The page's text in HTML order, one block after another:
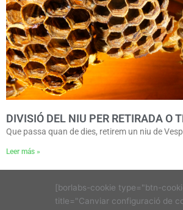
DIVISIÓ DEL NIU PER RETIRADA O
Que passa quan de dies, retirem un niu de
Leer más »
[borlabs-cookie type="btn-
title="Canviar configuració de